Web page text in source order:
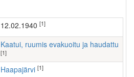
12.02.1940 [1]
Kaatui, ruumis evakuoitu ja haudattu
[1]
Haapajärvi [1]